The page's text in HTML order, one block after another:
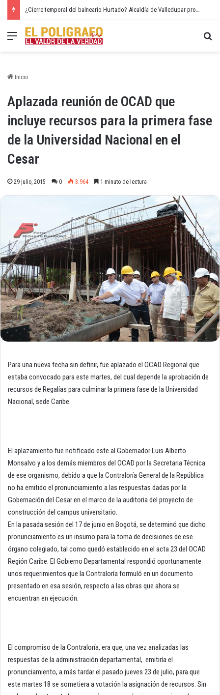
¿Cierre temporal del balneario Hurtado? Alcaldía de Valledupar propone recuperar el río Guatapurí
Menú
Inicio
Aplazada reunión de OCAD que
incluye recursos para la primera fase
de la Universidad Nacional en el
Cesar
29 julio, 2015 0 3.964 1 minuto de lectura
Para una nueva fecha sin definir, fue aplazado el OCAD Regional que
estaba convocado para este martes, del cual depende la aprobación de
recursos de Regalías para culminar la primera fase de la Universidad
Nacional, sede Caribe.
El aplazamiento fue notificado este al Gobernador Luis Alberto
Monsalvo y a los demás miembros del OCAD por la Secretaria Técnica
de ese organismo, debido a que la Contraloría General de la República
no ha emitido el pronunciamiento a las respuestas dadas por la
Gobernación del Cesar en el marco de la auditoria del proyecto de
construcción del campus universitario.
En la pasada sesión del 17 de junio en Bogotá, se determinó que dicho
pronunciamiento es un insumo para la toma de decisiones de ese
órgano colegiado, tal como quedó establecido en el acta 23 del OCAD
Región Caribe. El Gobierno Departamental respondió oportunamente
unos requerimientos que la Contraloría formuló en un documento
presentado en esa sesión, respecto a las obras que ahora se
encuentran en ejecución.
El compromiso de la Contraloría, era que, una vez analizadas las
respuestas de la administración departamental, emitiría el
pronunciamiento, a más tardar el pasado jueves 23 de julio, para que
este martes 18 se sometiera a votación la asignación de recursos. Sin